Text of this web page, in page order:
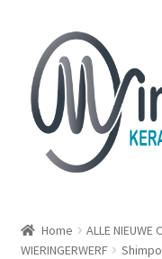
Ga door naar navigatie
Ga naar de inhoud
WIERINGERWERF
Home
ALLE NIEUWE
WIERINGERWERF